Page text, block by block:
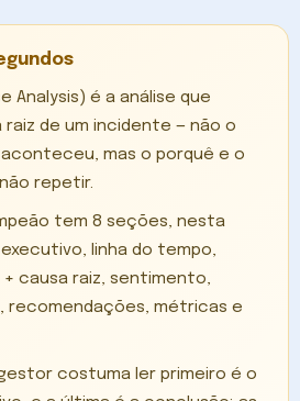
Analysis) é a análise que
de um incidente — não o
mas o porquê e o
repetir.
tem 8 seções, nesta
linha do tempo,
+ causa raiz, sentimento,
métricas e
costuma ler primeiro é o